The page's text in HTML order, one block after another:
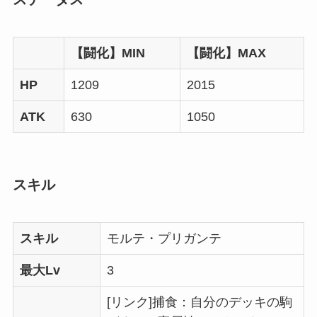
【闘化】MIN 【闘化】MAX
HP 1209 2015
ATK 630 1050
スキル
スキル モルテ・プリガンテ
最大Lv 3
[リンク]捕食：自分のデッキの駒